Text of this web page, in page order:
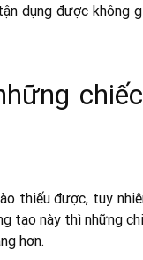
dụng được không
thiếu được, tuy
tạo này thì những
hơn.